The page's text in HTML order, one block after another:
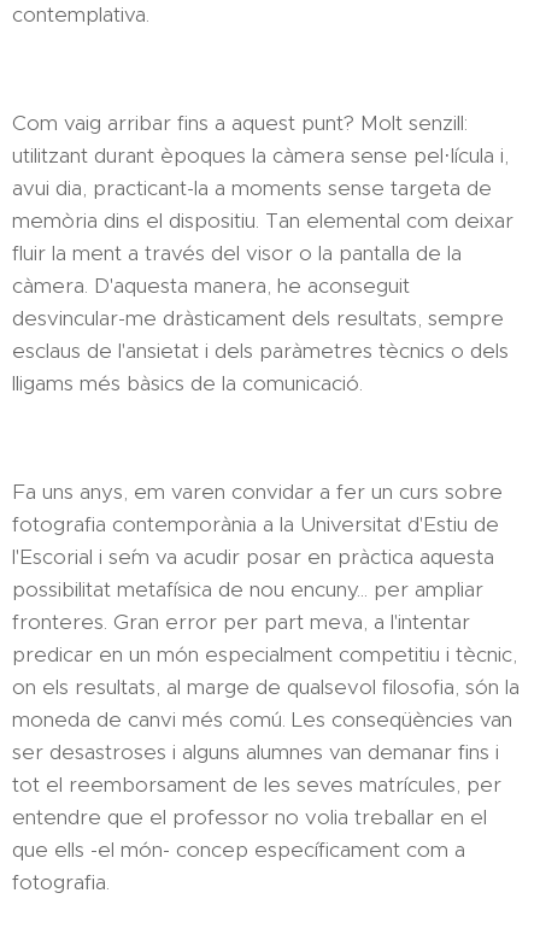
contemplativa.
Com vaig arribar fins a aquest punt? Molt senzill:
utilitzant durant èpoques la càmera sense pel·lícula i,
avui dia, practicant-la a moments sense targeta de
memòria dins el dispositiu. Tan elemental com deixar
fluir la ment a través del visor o la pantalla de la
càmera. D'aquesta manera, he aconseguit
desvincular-me dràsticament dels resultats, sempre
esclaus de l'ansietat i dels paràmetres tècnics o dels
lligams més bàsics de la comunicació.
Fa uns anys, em varen convidar a fer un curs sobre
fotografia contemporània a la Universitat d'Estiu de
l'Escorial i se´m va acudir posar en pràctica aquesta
possibilitat metafísica de nou encuny... per ampliar
fronteres. Gran error per part meva, a l'intentar
predicar en un món especialment competitiu i tècnic,
on els resultats, al marge de qualsevol filosofia, són la
moneda de canvi més comú. Les conseqüències van
ser desastroses i alguns alumnes van demanar fins i
tot el reemborsament de les seves matrícules, per
entendre que el professor no volia treballar en el
que ells -el món- concep específicament com a
fotografia.